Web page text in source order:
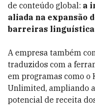
de conteúdo global: a
aliada na expansão
barreiras
A empresa também
traduzidos com a
em programas como o
Unlimited, ampliando
potencial de receita